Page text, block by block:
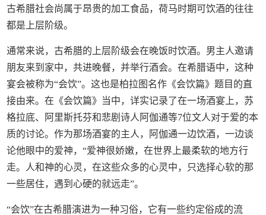
古希腊社会尚属于昂贵的加工食品，荷马时期可饮酒的往往
都是上层阶级。
通常来说，古希腊的上层阶级会在晚饭时饮酒。男主人邀请
朋友来到家中，共进晚餐，并举行酒会。在希腊语中，这种
宴会被称为“会饮”。这也是柏拉图名作《会饮篇》题目的直
接由来。在《会饮篇》当中，详实记录了在一场酒宴上，苏
格拉底、阿里斯托芬和悲剧诗人阿伽通等7位文人对于爱的本
质的讨论。作为那场酒宴的主人，阿伽通一边饮酒，一边谈
论他眼中的爱神，“爱神很娇嫩，在世界上最柔软的地方行
走。人和神的心灵，在这些众多的心灵中，只选择心软的那
一些居住，遇到心硬的就远走”。
“会饮”在古希腊演进为一种习俗，它有一些约定俗成的流